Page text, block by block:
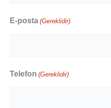
E-posta (Gereklidir)
Telefon (Gereklidir)